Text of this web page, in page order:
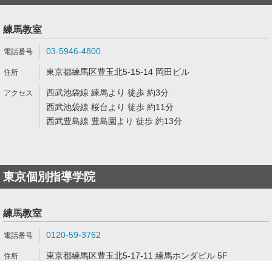
練馬教室
03-5946-4800
東京都練馬区豊玉北5-15-14 岡田ビル
西武池袋線 練馬より 徒歩 約3分
西武池袋線 桜台より 徒歩 約11分
西武豊島線 豊島園より 徒歩 約13分
東京個別指導学院
練馬教室
0120-59-3762
東京都練馬区豊玉北5-17-11 練馬ホンダビル 5F